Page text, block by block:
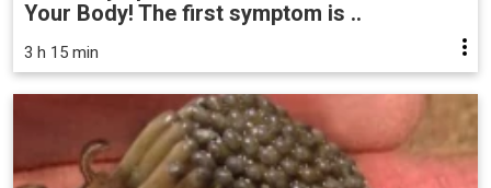
Your Body! The first symptom is ..
3 h 15 min